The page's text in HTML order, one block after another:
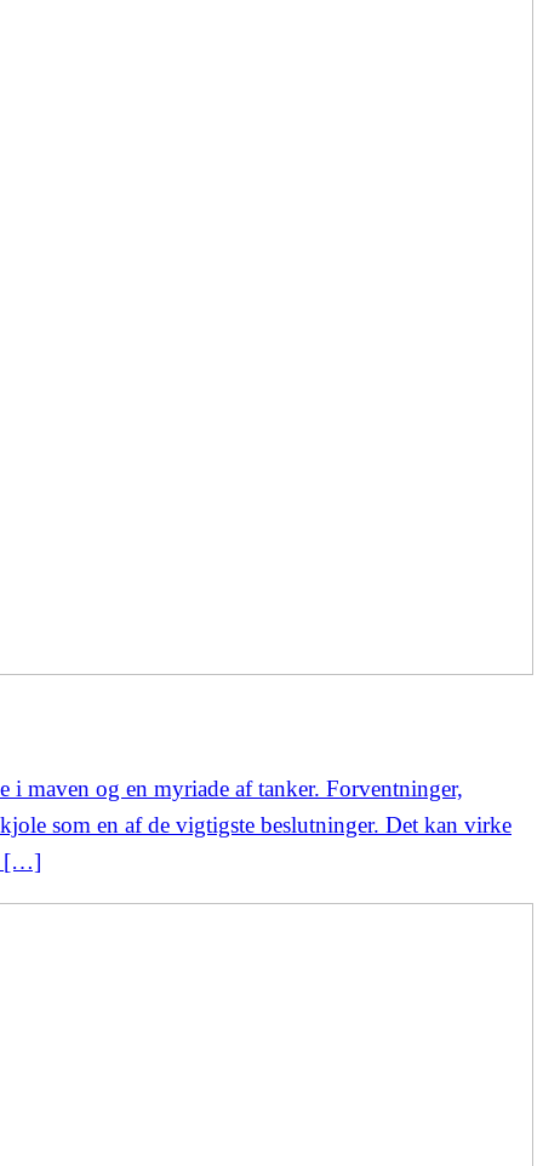
maven og en myriade af tanker. Forventninger,
som en af de vigtigste beslutninger. Det kan virke
[…]